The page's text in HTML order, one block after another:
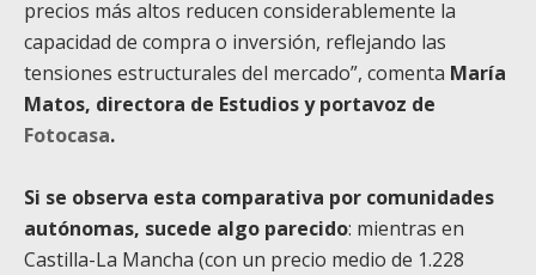
precios más altos reducen considerablemente la
capacidad de compra o inversión, reflejando las
tensiones estructurales del mercado”, comenta María
Matos, directora de Estudios y portavoz de
Fotocasa.
Si se observa esta comparativa por comunidades
autónomas, sucede algo parecido: mientras en
Castilla-La Mancha (con un precio medio de 1.228